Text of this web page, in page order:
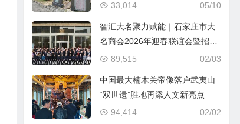
05/10
33,014
智汇大名聚力赋能｜石家庄市大
名商会2026年迎春联谊会暨招商
引资推介会圆满落幕
02/03
89,515
中国最大楠木关帝像落户武夷山
“双世遗”胜地再添人文新亮点
02/02
94,414